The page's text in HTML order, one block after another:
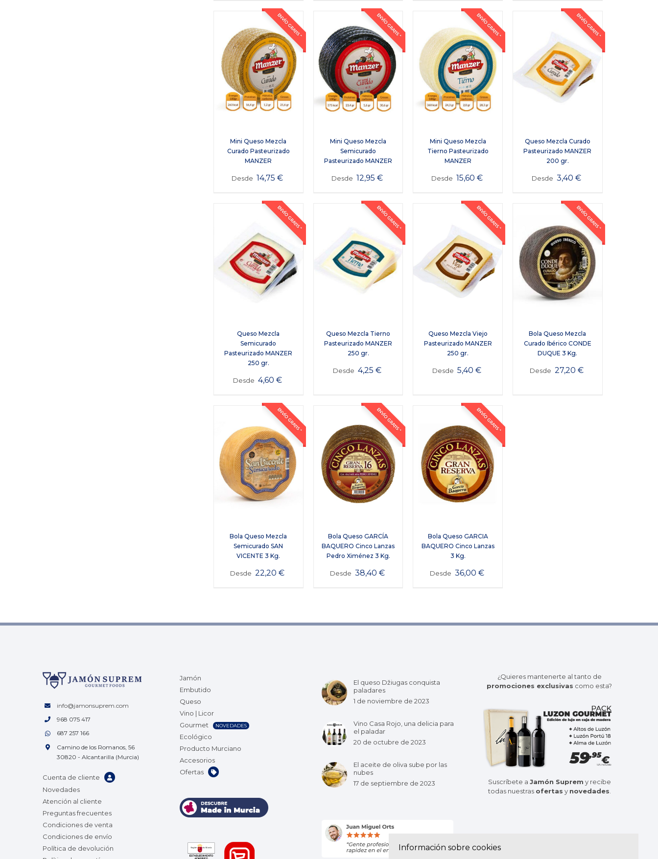
ENVÍO GRATIS *
Mini Queso Mezcla
Curado Pasteurizado
MANZER
Desde 14,75€
ENVÍO GRATIS *
Mini Queso Mezcla
Semicurado
Pasteurizado MANZER
Desde 12,95€
ENVÍO GRATIS *
Mini Queso Mezcla
Tierno Pasteurizado
MANZER
Desde 15,60 €
ENVÍO GRATIS *
Queso Mezcla Curado
Pasteurizado MANZER
200 gr.
Desde 3,40€
ENVÍO GRATIS *
Queso Mezcla
Semicurado
Pasteurizado MANZER
250 gr.
Desde 4,60 €
ENVÍO GRATIS *
Queso Mezcla Tierno
Pasteurizado MANZER
250 gr.
Desde 4,25€
ENVÍO GRATIS *
Queso Mezcla Viejo
Pasteurizado MANZER
250 gr.
Desde 5,40€
ENVÍO GRATIS *
Bola Queso Mezcla
Curado Ibérico CONDE
DUQUE 3 Kg.
Desde 27,20 €
ENVÍO GRATIS *
Bola Queso Mezcla
Semicurado SAN
VICENTE 3 Kg.
Desde 22,20€
ENVÍO GRATIS *
Bola Queso GARCÍA
BAQUERO Cinco Lanzas
Pedro Ximénez 3 Kg.
Desde 38,40 €
ENVÍO GRATIS *
Bola Queso GARCIA
BAQUERO Cinco Lanzas
3 Kg.
Desde 36,00 €
info@jamonsuprem.com
968 075 417
687 257 166
Camino de los Romanos, 56
30820 - Alcantarilla (Murcia)
Cuenta de cliente
Novedades
Atención al cliente
Preguntas frecuentes
Condiciones de venta
Condiciones de envío
Política de devolución
Jamón
Embutido
Queso
Vino | Licor
Gourmet
NOVEDADES
Ecológico
Producto Murciano
Accesorios
Ofertas
El queso Džiugas conquista
paladares
1 de noviembre de 2023
Vino Casa Rojo, una delicia para
el paladar
20 de octubre de 2023
El aceite de oliva sube por las
nubes
17 de septiembre de 2023
¿Quieres mantenerte al tanto de
promociones exclusivas como esta?
Suscríbete a Jamón Suprem y recibe
todas nuestras ofertas y novedades
Información sobre cookies